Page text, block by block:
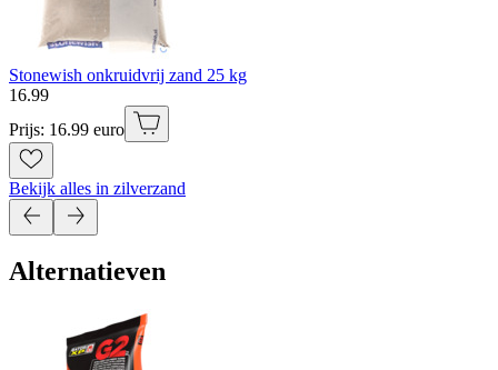
Stonewish onkruidvrij zand 25 kg
16.99
Prijs: 16.99 euro
Bekijk alles in zilverzand
Alternatieven